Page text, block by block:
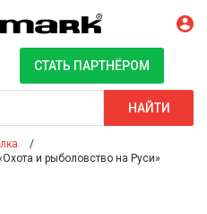
СТАТЬ ПАРТНЁРОМ
НАЙТИ
и рыболовство на Руси»